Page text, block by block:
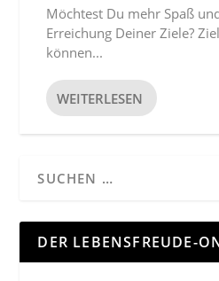
Möchtest Du mehr Spaß
Erreichung Deiner Ziele?
können...
WEITERLESEN
DER LEBENSFREUDE-